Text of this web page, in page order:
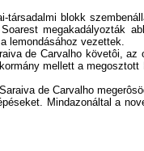
blokk
megakadályozták
lemondásához vezettek.
de Carvalho követôi,
mellett a
de Carvalho
Mindazonáltal a